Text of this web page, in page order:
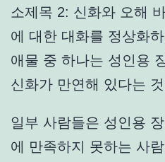
소제목 2: 신화와 오해
에 대한 대화를 정상화
애물 중 하나는 성인용
신화가 만연해 있다는
일부 사람들은 성인용
에 만족하지 못하는 사